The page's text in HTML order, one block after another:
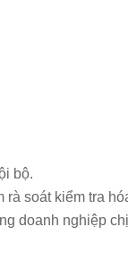
bộ.
rà soát kiểm tra
doanh nghiệp